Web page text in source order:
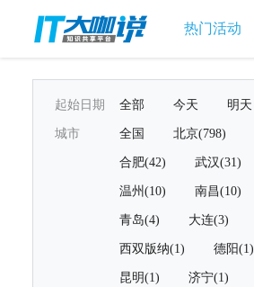
热门活动
起始日期 全部 今天 明天
城市 全国 北京(798)
合肥(42) 武汉(31)
温州(10) 南昌(10)
青岛(4) 大连(3)
西双版纳(1) 德阳(1)
昆明(1) 济宁(1)